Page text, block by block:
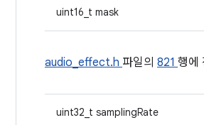
uint16_t mask
audio_effect.h 파일의 821 행에
uint32_t samplingRate